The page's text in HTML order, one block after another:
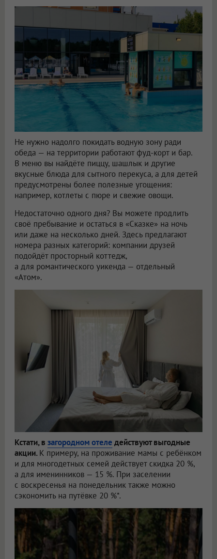
Не нужно надолго покидать водную зону ради
обеда — на территории работают фуд-корт и бар.
В меню вы найдёте пиццу, шашлык и другие
вкусные блюда для сытного перекуса, а для детей
предусмотрены более полезные угощения:
например, котлеты с пюре и свежие овощи.
Недостаточно одного дня? Вы можете продлить
своё пребывание и остаться в «Сказке» на ночь
или даже на несколько дней. Здесь предлагают
номера разных категорий: компании друзей
подойдёт просторный коттедж,
а для романтического уикенда — отдельный
«Атом».
Кстати, в загородном отеле действуют выгодные
акции. К примеру, на проживание мамы с ребёнком
и для многодетных семей действует скидка 20 %,
а для именинников — 15 %. При заселении
с воскресенья на понедельник также можно
сэкономить на путёвке 20 %*.